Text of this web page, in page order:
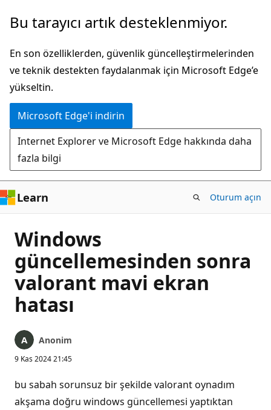
Ana
atla
Bu tarayıcı artık desteklenmiyor.
En son özelliklerden, güvenlik güncelleştirmelerinden
ve teknik destekten faydalanmak için Microsoft Edge’e
yükseltin.
Microsoft Edge'i indirin
Internet Explorer ve Microsoft Edge hakkında daha
fazla bilgi
Learn Oturum açın
Windows
güncellemesinden sonra
valorant mavi ekran
hatası
Anonim
9 Kas 2024 21:45
bu sabah sorunsuz bir şekilde valorant oynadım
akşama doğru windows güncellemesi yaptıktan